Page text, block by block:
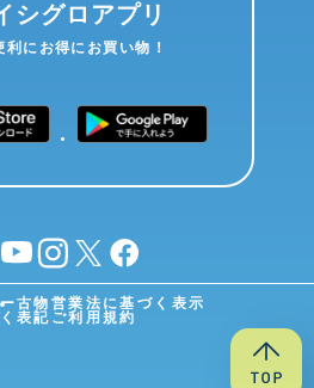
シグロアプリ
利にお得にお買い物！
YouTubeinstagram
X facebook
古物営業法に基づく表示
表記 ご利用規約